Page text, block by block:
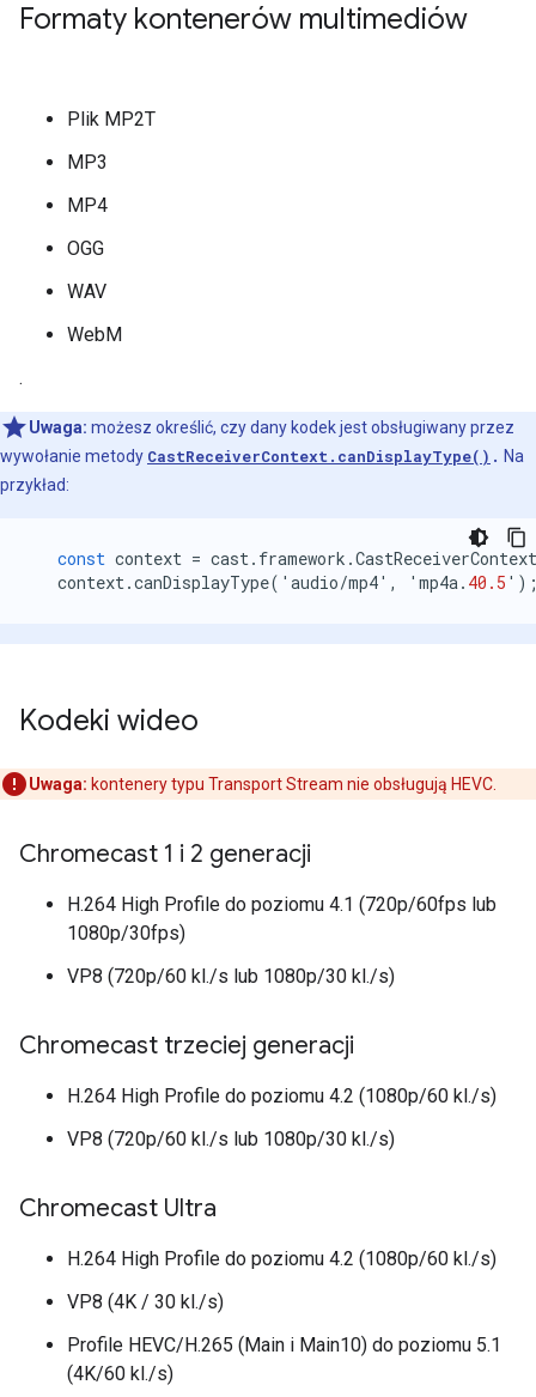
Formaty kontenerów multimediów
Plik MP2T
MP3
MP4
OGG
WAV
WebM
.
Uwaga: możesz określić, czy dany kodek jest obsługiwany przez
wywołanie metody CastReceiverContext.canDisplayType() . Na
przykład:
const context = cast. framework .CastReceiverContext
context.canDisplayType( ' audio/mp4' , ' mp4a. 40.5 '
Kodeki wideo
Uwaga: kontenery typu Transport Stream nie obsługują HEVC.
Chromecast 1 i 2 generacji
H.264 High Profile do poziomu 4.1 (720p/60fps lub
1080p/30fps)
VP8 (720p/60 kl./s lub 1080p/30 kl./s)
Chromecast trzeciej generacji
H.264 High Profile do poziomu 4.2 (1080p/60 kl./s)
VP8 (720p/60 kl./s lub 1080p/30 kl./s)
Chromecast Ultra
H.264 High Profile do poziomu 4.2 (1080p/60 kl./s)
VP8 (4K / 30 kl./s)
Profile HEVC/H.265 (Main i Main10) do poziomu 5.1
(4K/60 kl./s)